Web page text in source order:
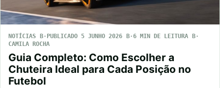
NOTÍCIAS PUBLICADO 5 JUNHO 2026
6 MIN DE LEITURA
CAMILA ROCHA
Guia Completo: Como Escolher a
Chuteira Ideal para Cada Posição no
Futebol